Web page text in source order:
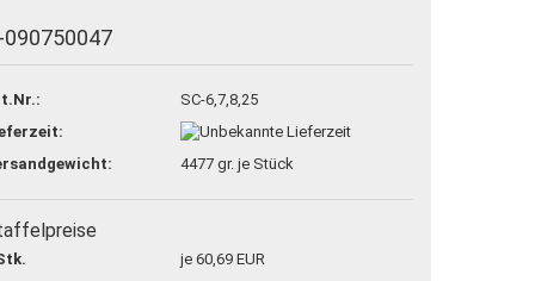
erstellen
vergessen?
090750047
SC-6,7,8,25
4477 gr. je Stück
je 60,69 EUR